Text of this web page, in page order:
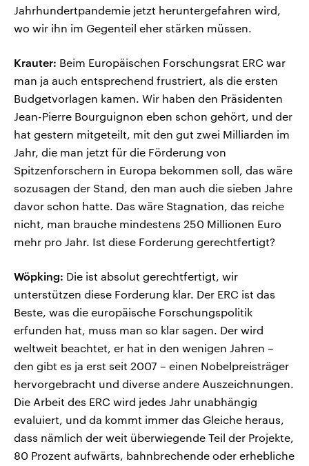
Jahrhundertpandemie jetzt heruntergefahren wird,
wo wir ihn im Gegenteil eher stärken müssen.
Krauter: Beim Europäischen Forschungsrat ERC war
man ja auch entsprechend frustriert, als die ersten
Budgetvorlagen kamen. Wir haben den Präsidenten
Jean-Pierre Bourguignon eben schon gehört, und der
hat gestern mitgeteilt, mit den gut zwei Milliarden im
Jahr, die man jetzt für die Förderung von
Spitzenforschern in Europa bekommen soll, das wäre
sozusagen der Stand, den man auch die sieben Jahre
davor schon hatte. Das wäre Stagnation, das reiche
nicht, man brauche mindestens 250 Millionen Euro
mehr pro Jahr. Ist diese Forderung gerechtfertigt?
Wöpking: Die ist absolut gerechtfertigt, wir
unterstützen diese Forderung klar. Der ERC ist das
Beste, was die europäische Forschungspolitik
erfunden hat, muss man so klar sagen. Der wird
weltweit beachtet, er hat in den wenigen Jahren –
den gibt es ja erst seit 2007 – einen Nobelpreisträger
hervorgebracht und diverse andere Auszeichnungen.
Die Arbeit des ERC wird jedes Jahr unabhängig
evaluiert, und da kommt immer das Gleiche heraus,
dass nämlich der weit überwiegende Teil der Projekte,
80 Prozent aufwärts, bahnbrechende oder erhebliche